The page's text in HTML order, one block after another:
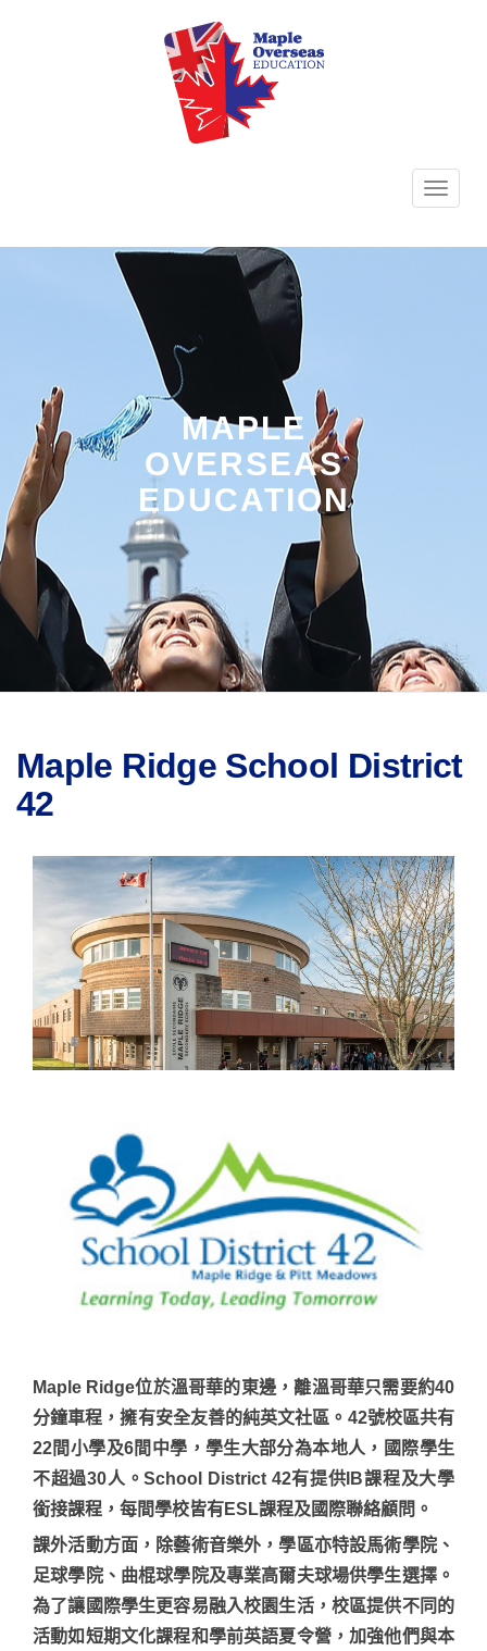
MAPLE
OVERSEAS
EDUCATION
Maple Ridge School District
42
Maple Ridge位於溫哥華的東邊，離溫哥華只需要約40
分鐘車程，擁有安全友善的純英文社區。42號校區共有
22間小學及6間中學，學生大部分為本地人，國際學生
不超過30人。School District 42有提供IB課程及大學
銜接課程，每間學校皆有ESL課程及國際聯絡顧問。
課外活動方面，除藝術音樂外，學區亦特設馬術學院、
足球學院、曲棍球學院及專業高爾夫球場供學生選擇。
為了讓國際學生更容易融入校園生活，校區提供不同的
活動如短期文化課程和學前英語夏令營，加強他們與本